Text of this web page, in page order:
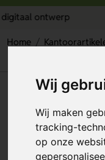
Wij
Wij maken
tracking-
op onze
Home
cm
Artikelnummer: